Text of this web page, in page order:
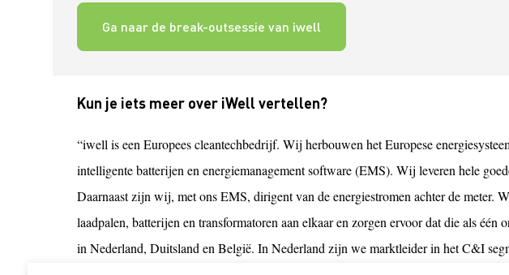
Ga naar de break-outsessie van iwell
Kun je iets meer over iWell vertellen?
“iwell is een Europees cleantechbedrijf. Wij herbouwen het Europese
intelligente batterijen en energiemanagement software (EMS). Wij leveren hele
Daarnaast zijn wij, met ons EMS, dirigent van de energiestromen achter de meter.
laadpalen, batterijen en transformatoren aan elkaar en zorgen ervoor dat die als één
in Nederland, Duitsland en België. In Nederland zijn we marktleider in het C&I